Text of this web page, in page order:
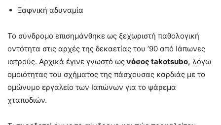
Ξαφνική αδυναμία
Το σύνδρομο επισημάνθηκε ως ξεχωριστή παθολογική
οντότητα στις αρχές της δεκαετίας του ’90 από Ιάπωνες
ιατρούς. Αρχικά έγινε γνωστό ωςνόσος takotsubo, λόγω
ομοιότητας του σχήματος της πάσχουσας καρδιάς με το
ομώνυμο εργαλείο των Ιαπώνων για το ψάρεμα
χταποδιών.